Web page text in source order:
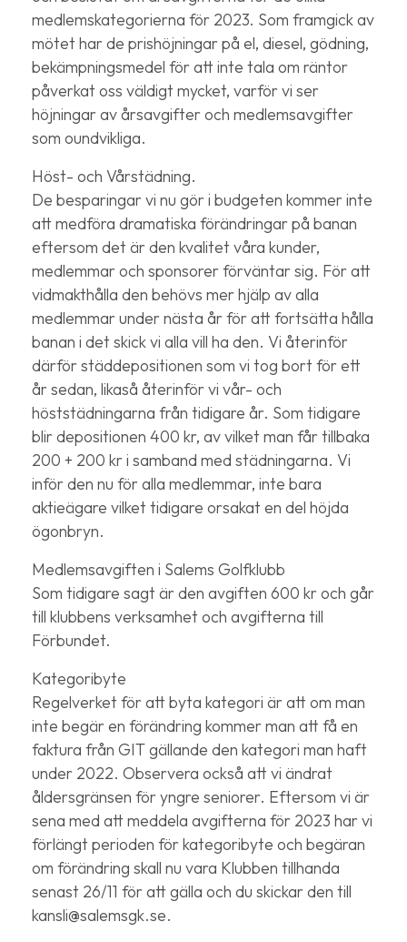
medlemskategorierna för 2023. Som framgick av
mötet har de prishöjningar på el, diesel, gödning,
bekämpningsmedel för att inte tala om räntor
påverkat oss väldigt mycket, varför vi ser
höjningar av årsavgifter och medlemsavgifter
som oundvikliga.
Höst- och Vårstädning.
De besparingar vi nu gör i budgeten kommer inte
att medföra dramatiska förändringar på banan
eftersom det är den kvalitet våra kunder,
medlemmar och sponsorer förväntar sig. För att
vidmakthålla den behövs mer hjälp av alla
medlemmar under nästa år för att fortsätta hålla
banan i det skick vi alla vill ha den. Vi återinför
därför städdepositionen som vi tog bort för ett
år sedan, likaså återinför vi vår- och
höststädningarna från tidigare år. Som tidigare
blir depositionen 400 kr, av vilket man får tillbaka
200 + 200 kr i samband med städningarna. Vi
inför den nu för alla medlemmar, inte bara
aktieägare vilket tidigare orsakat en del höjda
ögonbryn.
Medlemsavgiften i Salems Golfklubb
Som tidigare sagt är den avgiften 600 kr och går
till klubbens verksamhet och avgifterna till
Förbundet.
Kategoribyte
Regelverket för att byta kategori är att om man
inte begär en förändring kommer man att få en
faktura från GIT gällande den kategori man haft
under 2022. Observera också att vi ändrat
åldersgränsen för yngre seniorer. Eftersom vi är
sena med att meddela avgifterna för 2023 har vi
förlängt perioden för kategoribyte och begäran
om förändring skall nu vara Klubben tillhanda
senast 26/11 för att gälla och du skickar den till
kansli@salemsgk.se.